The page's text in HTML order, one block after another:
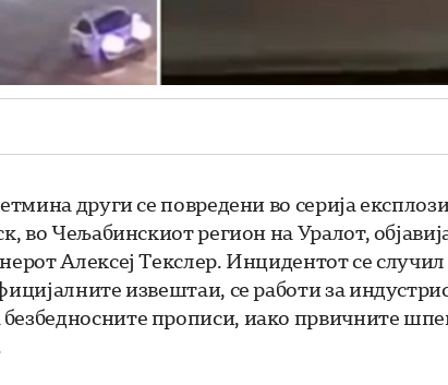
други се повредени во серија
во Чељабинскиот регион на Уралот,
Алексеј Текслер. Инцидентот се
извештаи, се работи за
прописи, иако првичните